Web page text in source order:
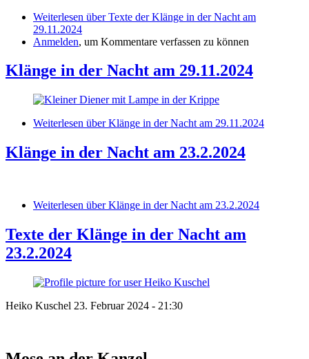
Weiterlesen über Texte der Klänge in der Nacht am
29.11.2024
Anmelden, um Kommentare verfassen zu können
Klänge in der Nacht am 29.11.2024
Weiterlesen über Klänge in der Nacht am 29.11.2024
Klänge in der Nacht am 23.2.2024
Weiterlesen über Klänge in der Nacht am 23.2.2024
Texte der Klänge in der Nacht am
23.2.2024
Heiko Kuschel 23. Februar 2024 - 21:30